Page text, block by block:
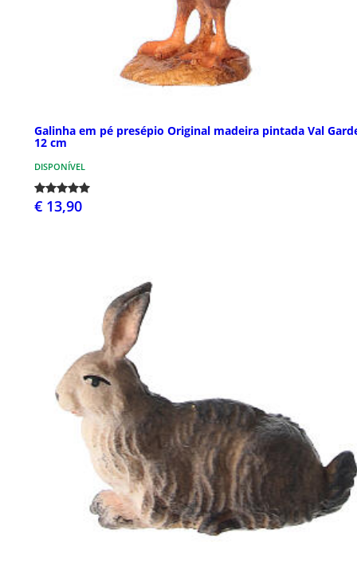
Galinha em pé presépio Original madeira pintada Val
12 cm
DISPONÍVEL
€ 13,90